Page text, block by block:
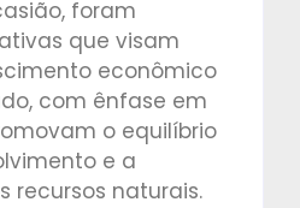
foram
que visam
econômico
com ênfase em
o equilíbrio
e a
recursos naturais.